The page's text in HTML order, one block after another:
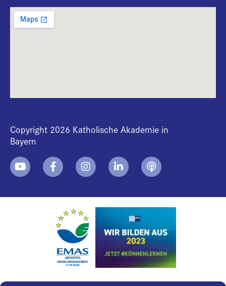
Copyright 2026 Katholische Akademie in
Bayern